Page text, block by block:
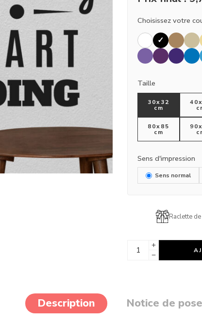
Choisissez votre
Taille
30x32
cm
80x85
cm
Sens d'impression
Sens normal
Raclette
Description Notice de pose